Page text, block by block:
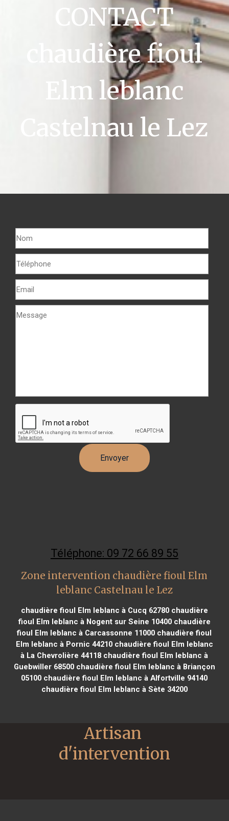
CONTACT
chaudière fioul
Elm leblanc
Castelnau le Lez
Téléphone: 09 72 66 89 55
Zone intervention chaudière fioul Elm
leblanc Castelnau le Lez
chaudière fioul Elm leblanc à Cucq 62780chaudière
fioul Elm leblanc à Nogent sur Seine 10400chaudière
fioul Elm leblanc à Carcassonne 11000 chaudière fioul
Elm leblanc à Pornic 44210chaudière fioul Elm leblanc
à La Chevrolière 44118 chaudière fioul Elm leblanc à
Guebwiller 68500chaudière fioul Elm leblanc à Briançon
05100 chaudière fioul Elm leblanc à Alfortville 94140
chaudière fioul Elm leblanc à Sète 34200
Artisan
d'intervention